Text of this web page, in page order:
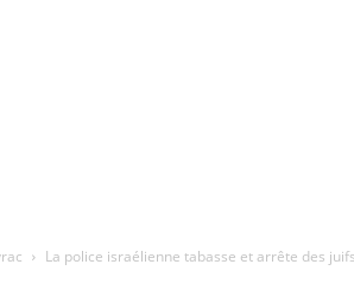
La police israélienne tabasse et arrête des